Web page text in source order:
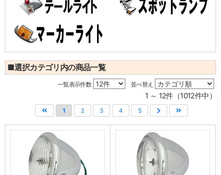
■選択カテゴリ内の商品一覧
一覧表示件数 並べ替え
1 ～ 12件（1012件中）
1 2 3 4 5